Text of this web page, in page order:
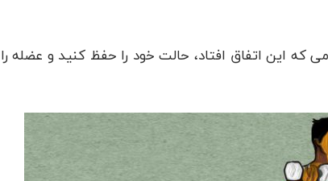
این اتفاق افتاد، حالت خود را حفظ کنید و عضله را